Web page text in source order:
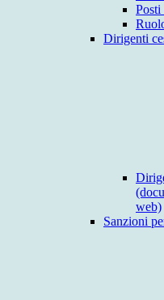
Dirigenti
web)
Sanzioni